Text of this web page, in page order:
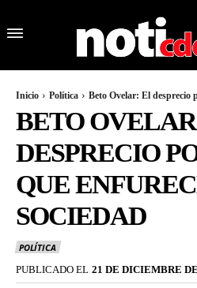
Inicio Política Beto Ovelar: El desprecio
BETO
DESPRECIO
QUE
SOCIEDAD
POLÍTICA
PUBLICADO EL 21 DE DICIEMBRE